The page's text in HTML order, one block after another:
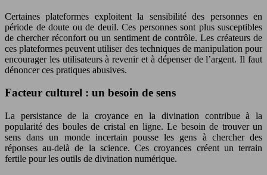
Certaines plateformes exploitent la sensibilité des personnes en
période de doute ou de deuil. Ces personnes sont plus susceptibles
de chercher réconfort ou un sentiment de contrôle. Les créateurs de
ces plateformes peuvent utiliser des techniques de manipulation pour
encourager les utilisateurs à revenir et à dépenser de l’argent. Il faut
dénoncer ces pratiques abusives.
Facteur culturel : un besoin de sens
La persistance de la croyance en la divination contribue à la
popularité des boules de cristal en ligne. Le besoin de trouver un
sens dans un monde incertain pousse les gens à chercher des
réponses au-delà de la science. Ces croyances créent un terrain
fertile pour les outils de divination numérique.